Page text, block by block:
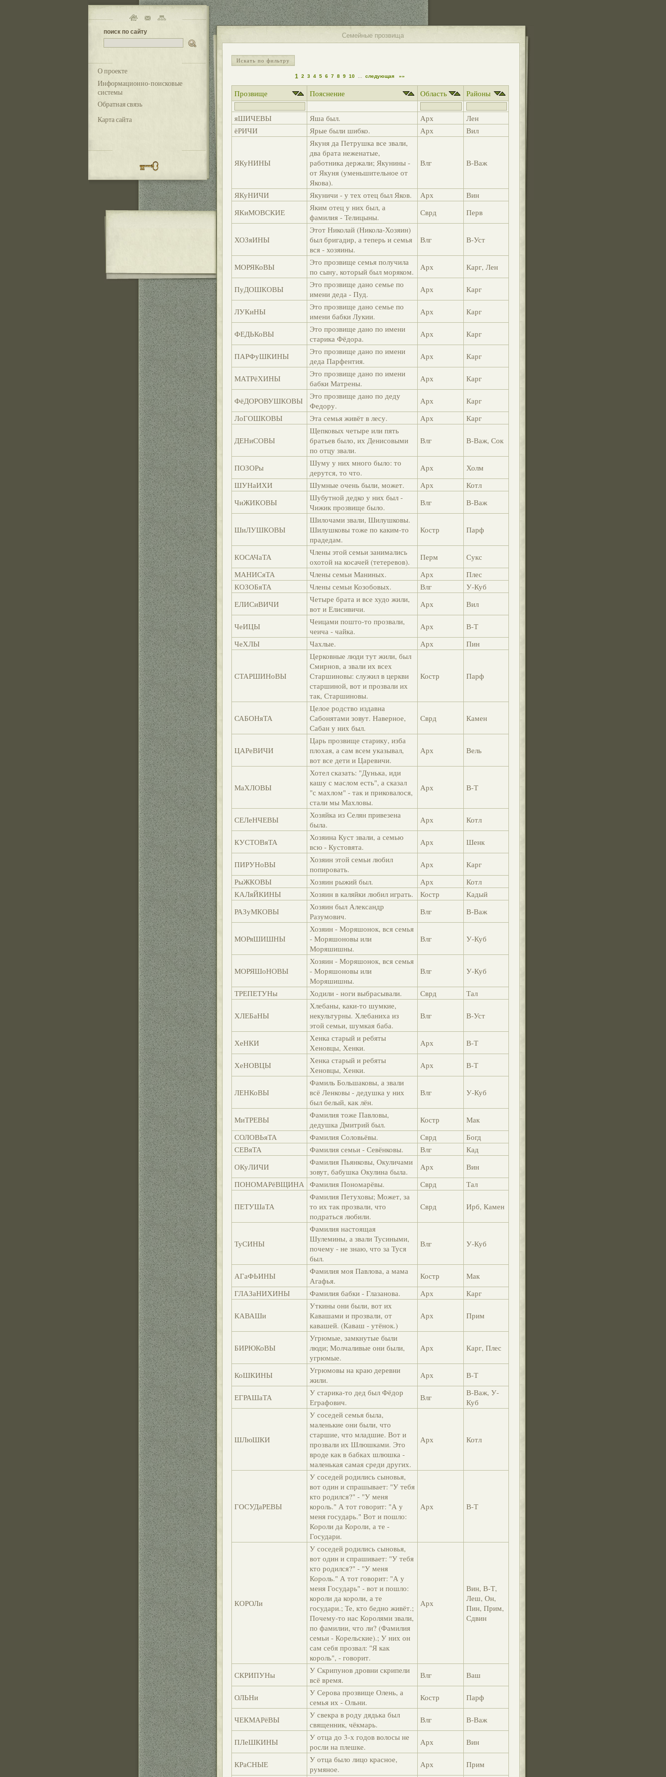
поиск по сайту
О проекте
Информационно-поисковые
системы
Обратная связь
Карта сайта
Семейные прозвища
Искать по фильтру
1 2 3 4 5 6 7 8 9 10 следующая »»
Прозвище Пояснение Область Районы
яШИЧЕВЫ Яша был. Арх
Лен
ёРИЧИ
Ярые были шибко. Арх Вил
ЯКуНИНЫ
Якуня да Петрушка все звали,
два брата неженатые,
работника держали; Якунины -
от Якуня (уменьшительное от
Якова).
Влг В-Важ
ЯКуНИЧИ Якуничи - у тех отец был Яков. Арх
Вин
ЯКиМОВСКИЕ
Яким отец у них был, а
фамилия - Телицыны.
Сврд Перв
ХОЗяИНЫ
Этот Николай (Никола-Хозяин)
был бригадир, а теперь и семья
вся - хозяины.
Влг В-Уст
МОРЯКоВЫ
Это прозвище семья получила
по сыну, который был моряком.
Арх Карг, Лен
ПуДОШКОВЫ
Это прозвище дано семье по
имени деда - Пуд.
Арх Карг
ЛУКиНЫ
Это прозвище дано семье по
имени бабки Лукии.
Арх Карг
ФЕДЬКоВЫ
Это прозвище дано по имени
старика Фёдора.
Арх Карг
ПАРФуШКИНЫ
Это прозвище дано по имени
деда Парфентия.
Арх Карг
МАТРёХИНЫ
Это прозвище дано по имени
бабки Матрены.
Арх Карг
ФёДОРОВУШКОВЫ
Это прозвище дано по деду
Федору.
Арх
Карг
ЛоГОШКОВЫ
Эта семья живёт в лесу. Арх Карг
ДЕНиСОВЫ
Щепковых четыре или пять
братьев было, их Денисовыми
по отцу звали.
Влг В-Важ, Сок
ПОЗОРы
Шуму у них много было: то
дерутся, то что.
Арх
Холм
ШУНаИХИ
Шумные очень были, может. Арх
Котл
ЧиЖИКОВЫ
Шубутной дедко у них был -
Чижик прозвище было.
Влг В-Важ
ШиЛУШКОВЫ
Шилочами звали, Шилушковы.
Шилушковы тоже по каким-то
прадедам.
Костр Парф
КОСАЧаТА
Члены этой семьи занимались
охотой на косачей (тетеревов).
Перм
Сукс
МАНИСяТА
Члены семьи Маниных. Арх
Плес
КОЗОБяТА
Члены семьи Козобовых. Влг
У-Куб
ЕЛИСиВИЧИ
Четыре брата и все худо жили,
вот и Елисивичи.
Арх Вил
ЧеИЦЫ
Чеицами пошто-то прозвали,
чеича - чайка.
Арх
В-Т
ЧеХЛЫ
Чахлые. Арх Пин
СТАРШИНоВЫ
Церковные люди тут жили, был
Смирнов, а звали их всех
Старшиновы: служил в церкви
старшиной, вот и прозвали их
так, Старшиновы.
Костр Парф
САБОНяТА
Целое родство издавна
Сабонятами зовут. Наверное,
Сабан у них был.
Сврд Камен
ЦАРеВИЧИ
Царь прозвище старику, изба
плохая, а сам всем указывал,
вот все дети и Царевичи.
Арх Вель
МаХЛОВЫ
Хотел сказать: "Дунька, иди
кашу с маслом есть", а сказал
"с махлом" - так и приковалося,
стали мы Махловы.
Арх В-Т
СЕЛеНЧЕВЫ
Хозяйка из Селян привезена
была.
Арх Котл
КУСТОВяТА
Хозяина Куст звали, а семью
всю - Кустовята.
Арх Шенк
ПИРУНоВЫ
Хозяин этой семьи любил
попировать.
Арх
Карг
РыЖКОВЫ
Хозяин рыжий был. Арх
Котл
КАЛяЙКИНЫ
Хозяин в каляйки любил играть. Костр
Кадый
РАЗуМКОВЫ
Хозяин был Александр
Разумович.
Влг В-Важ
МОРяШИШНЫ
Хозяин - Моряшонок, вся семья
- Моряшоновы или
Моряшишны.
Влг У-Куб
МОРЯШоНОВЫ
Хозяин - Моряшонок, вся семья
- Моряшоновы или
Моряшишны.
Влг У-Куб
ТРЕПЕТУНы Ходили - ноги выбрасывали. Сврд Тал
ХЛЕБаНЫ
Хлебаны, каки-то шумкие,
некультурны. Хлебаниха из
этой семьи, шумкая баба.
Влг В-Уст
ХеНКИ
Хенка старый и ребяты
Хеновцы, Хенки.
Арх В-Т
ХеНОВЦЫ
Хенка старый и ребяты
Хеновцы, Хенки.
Арх В-Т
ЛЕНКоВЫ
Фамиль Большаковы, а звали
всё Ленковы - дедушка у них
был белый, как лён.
Влг У-Куб
МиТРЕВЫ
Фамилия тоже Павловы,
дедушка Дмитрий был.
Костр
Мак
СОЛОВЬяТА
Фамилия Соловьёвы. Сврд
Богд
СЕВяТА
Фамилия семьи - Севёнковы. Влг
Кад
ОКуЛИЧИ
Фамилия Пьянковы, Окуличами
зовут, бабушка Окулина была.
Арх
Вин
ПОНОМАРёВЩИНА Фамилия Пономарёвы. Сврд Тал
ПЕТУШаТА
Фамилия Петуховы; Может, за
то их так прозвали, что
подраться любили.
Сврд Ирб, Камен
ТуСИНЫ
Фамилия настоящая
Шулемины, а звали Тусиными,
почему - не знаю, что за Туся
был.
Влг У-Куб
АГаФЬИНЫ
Фамилия моя Павлова, а мама
Агафья.
Костр
Мак
ГЛАЗаНИХИНЫ
Фамилия бабки - Глазанова. Арх Карг
КАВАШи
Уткины они были, вот их
Кавашами и прозвали, от
кавашей. (Каваш - утёнок.)
Арх Прим
БИРЮКоВЫ
Угрюмые, замкнутые были
люди; Молчаливые они были,
угрюмые.
Арх Карг, Плес
КоШКИНЫ
Угрюмовы на краю деревни
жили.
Арх В-Т
ЕГРАШаТА
У старика-то дед был Фёдор
Еграфович.
Влг
В-Важ, У-
Куб
ШЛюШКИ
У соседей семья была,
маленькие они были, что
старшие, что младшие. Вот и
прозвали их Шлюшками. Это
вроде как в бабках шлюшка -
маленькая самая среди других.
Арх Котл
ГОСУДаРЕВЫ
У соседей родились сыновья,
вот один и спрашывает: "У тебя
кто родился?" - "У меня
король." А тот говорит: "А у
меня государь." Вот и пошло:
Короли да Короли, а те -
Государи.
Арх В-Т
КОРОЛи
У соседей родились сыновья,
вот один и спрашивает: "У тебя
кто родился?" - "У меня
Король." А тот говорит: "А у
меня Государь" - вот и пошло:
короли да короли, а те
государи.; Те, кто бедно живёт.;
Почему-то нас Королями звали,
по фамилии, что ли? (Фамилия
семьи - Корельские).; У них он
сам себя прозвал: "Я как
король", - говорит.
Арх
Вин, В-Т,
Леш, Он,
Пин, Прим,
Сдвин
СКРИПУНы
У Скрипунов дровни скрипели
всё время.
Влг Ваш
ОЛЬНи
У Серова прозвище Олень, а
семья их - Ольни.
Костр Парф
ЧЕКМАРёВЫ
У свекра в роду дядька был
священник, чёкмарь.
Влг В-Важ
ПЛеШКИНЫ
У отца до 3-х годов волосы не
росли на плешке.
Арх Вин
КРаСНЫЕ
У отца было лицо красное,
румяное.
Арх
Прим